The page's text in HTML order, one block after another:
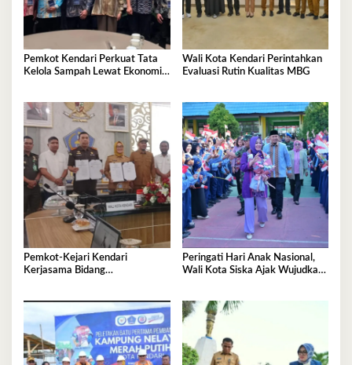
Pemkot Kendari Perkuat Tata
Kelola Sampah Lewat Ekonomi
Wali Kota Kendari Perintahkan
Evaluasi Rutin Kualitas MBG
Pemkot-Kejari Kendari
Kerjasama Bidang
Peringati Hari Anak Nasional,
Wali Kota Siska Ajak Wujudkan